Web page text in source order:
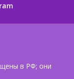
в РФ; они